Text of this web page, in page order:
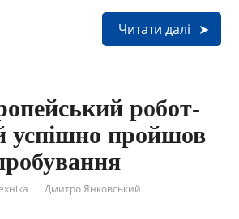
Читати далі
робот-
успішно пройшов
Дмитро Янковський